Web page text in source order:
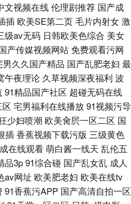
文视频在线伦理剧推荐 国产成
插 欧美SE第二页毛片内射女激
级av无码 日韩欧美色综合 美女
产传媒视频网站免费观看污网
男久久国产精品 国产乱肥老妇 最
午夜理论 久草视频深夜福利 波
91精品国产社区 超碰无码在线
宅男福利在线播放91视频污导
少妇喷潮 欧美肏屄一区二区 国
插香蕉视频下载污版 三级黄色
在线观看萌白酱一线天 乱伦五
品3p91综合碰 国产乱女乱 成人
av网址 欧美肥老妇 欧美在线tv
91香蕉污APP 国产高清自拍一区